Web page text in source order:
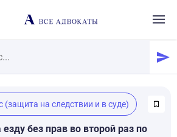
(защита на следствии и в суде)
езду без прав во второй раз по